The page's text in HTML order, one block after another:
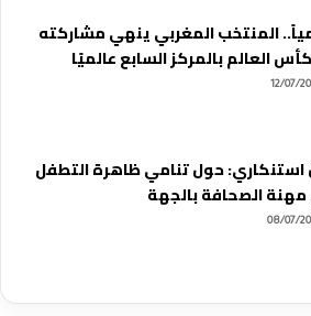
المنتخب المغربي ينهي مشاركته
العالم بالمركز السابع عالميًا
12/07/
استنكاري: حول تنامي ظاهرة التطفل
الصحافة بالجهة
08/07/